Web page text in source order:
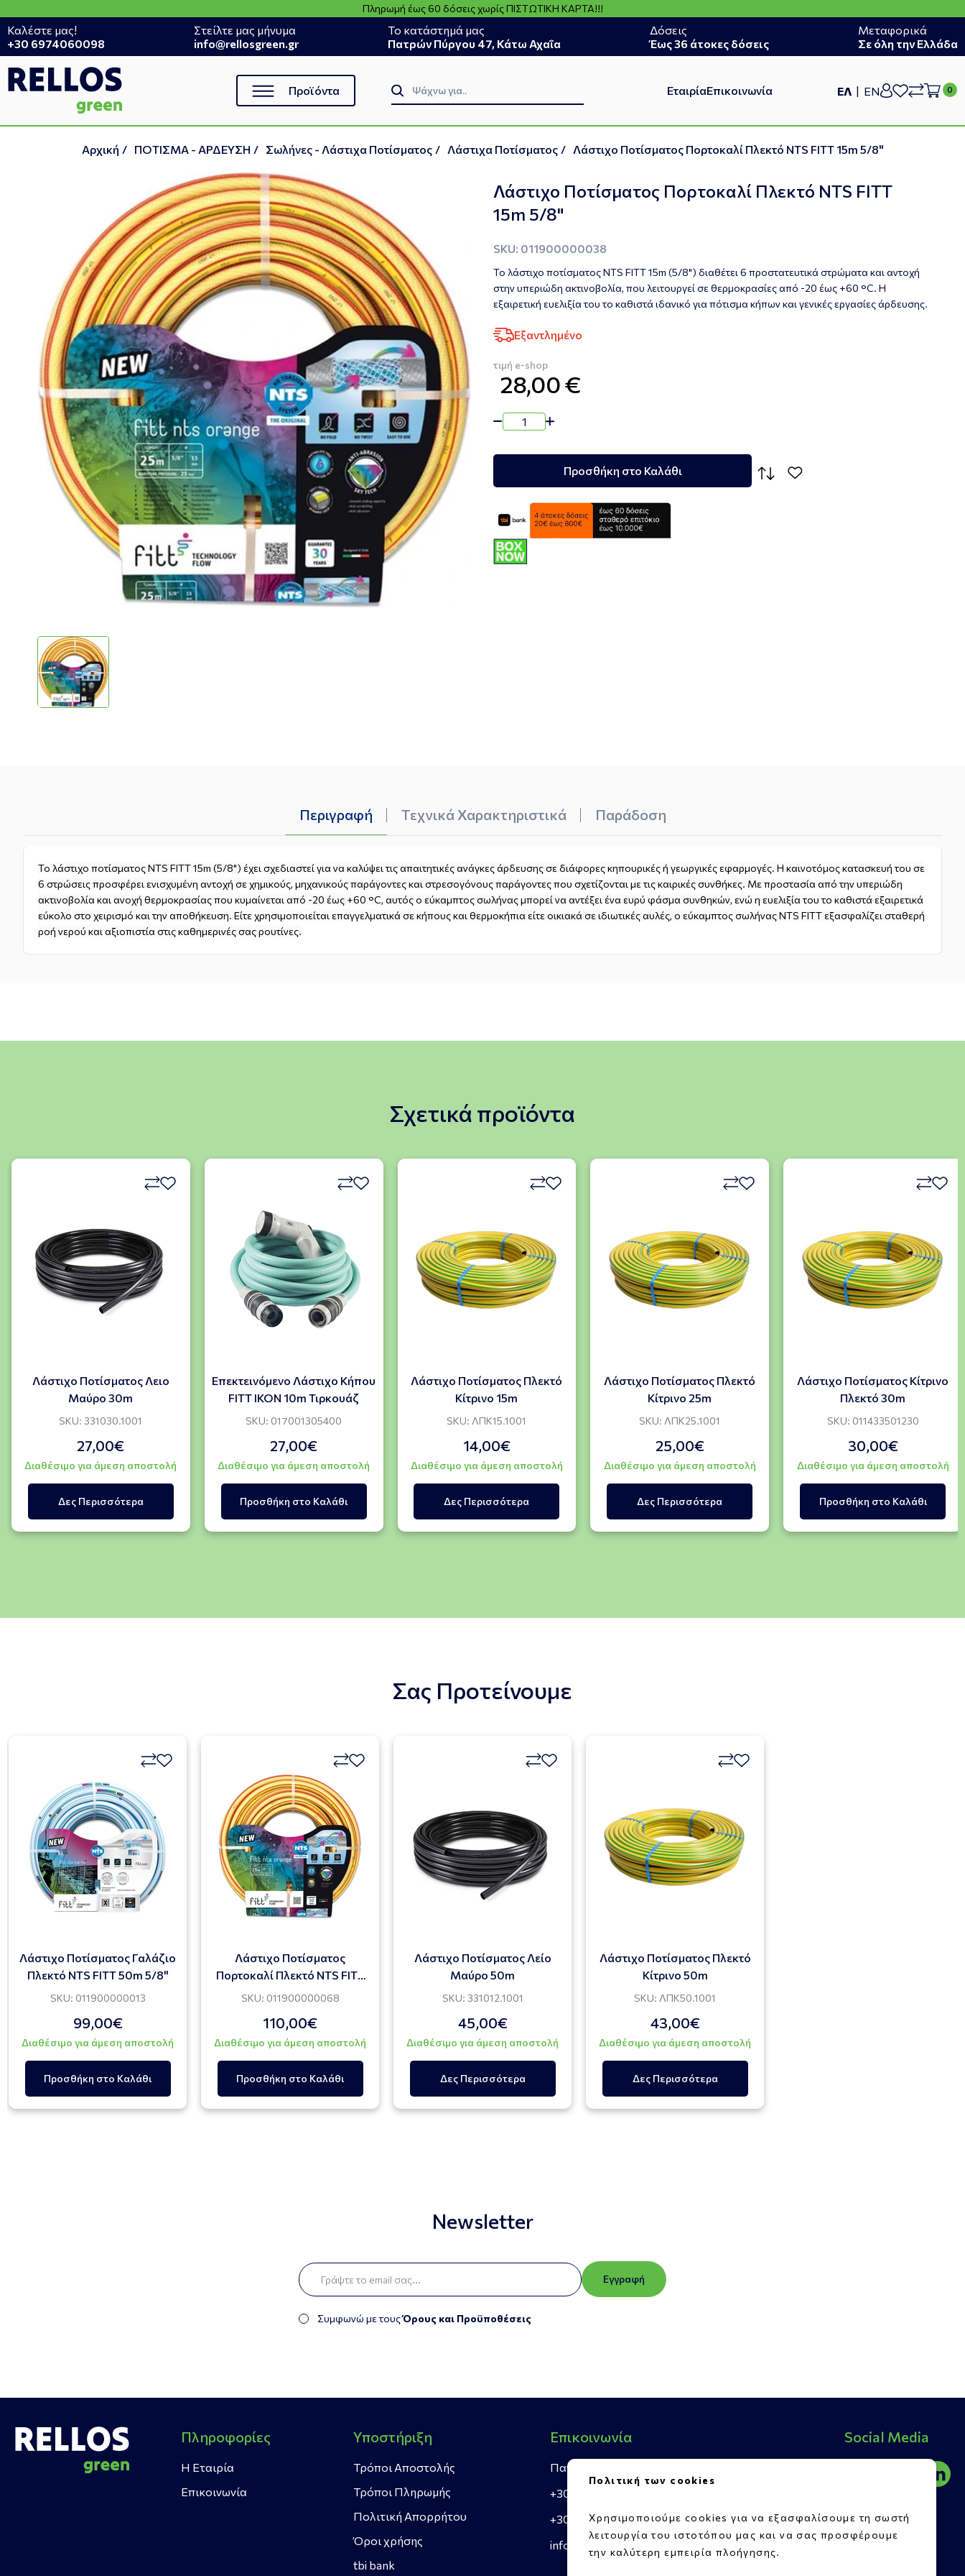
Πληρωμή έως 60 δόσεις χωρίς ΠΙΣΤΩΤΙΚΗ ΚΑΡΤΑ!!!
Καλέστε μας!
+30 6974060098
Στείλτε μας μήνυμα
info@rellosgreen.gr
Το κατάστημά μας
Πατρών Πύργου 47, Κάτω Αχαΐα
Δόσεις
Έως 36 άτοκες δόσεις
Μεταφορικά
Σε όλη την Ελλάδα
Προϊόντα ΕταιρίαΕπικοινωνία ΕΛ EN
Αρχική / ΠΟΤΙΣΜΑ - ΑΡΔΕΥΣΗ / Σωλήνες - Λάστιχα Ποτίσματος / Λάστιχα Ποτίσματος / Λάστιχο Ποτίσματος Πορτοκαλί Πλεκτό NTS FITT 15m 5/8"
Λάστιχο Ποτίσματος Πορτοκαλί Πλεκτό NTS FITT
15m 5/8"
SKU: 011900000038
Το λάστιχο ποτίσματος NTS FITT 15m (5/8") διαθέτει 6 προστατευτικά στρώματα και αντοχή
στην υπεριώδη ακτινοβολία, που λειτουργεί σε θερμοκρασίες από -20 έως +60 °C. Η
εξαιρετική ευελιξία του το καθιστά ιδανικό για πότισμα κήπων και γενικές εργασίες άρδευσης.
Εξαντλημένο
τιμή e-shop
28,00 €
Προσθήκη στο Καλάθι
Περιγραφή Τεχνικά Χαρακτηριστικά Παράδοση
Το λάστιχο ποτίσματος NTS FITT 15m (5/8") έχει σχεδιαστεί για να καλύψει τις απαιτητικές ανάγκες άρδευσης σε διάφορες κηπουρικές ή γεωργικές εφαρμογές. Η καινοτόμος κατασκευή του σε
6 στρώσεις προσφέρει ενισχυμένη αντοχή σε χημικούς, μηχανικούς παράγοντες και στρεσογόνους παράγοντες που σχετίζονται με τις καιρικές συνθήκες. Με προστασία από την υπεριώδη
ακτινοβολία και ανοχή θερμοκρασίας που κυμαίνεται από -20 έως +60 °C, αυτός ο εύκαμπτος σωλήνας μπορεί να αντέξει ένα ευρύ φάσμα συνθηκών, ενώ η ευελιξία του το καθιστά εξαιρετικά
εύκολο στο χειρισμό και την αποθήκευση. Είτε χρησιμοποιείται επαγγελματικά σε κήπους και θερμοκήπια είτε οικιακά σε ιδιωτικές αυλές, ο εύκαμπτος σωλήνας NTS FITT εξασφαλίζει σταθερή
ροή νερού και αξιοπιστία στις καθημερινές σας ρουτίνες.
Σχετικά προϊόντα
Λάστιχο Ποτίσματος Λειο
Μαύρο 30m
SKU: 331030.1001
27,00€
Διαθέσιμο για άμεση αποστολή
Δες Περισσότερα
Επεκτεινόμενο Λάστιχο Κήπου
FITT IKON 10m Τιρκουάζ
SKU: 017001305400
27,00€
Διαθέσιμο για άμεση αποστολή
Προσθήκη στο Καλάθι
Λάστιχο Ποτίσματος Πλεκτό
Κίτρινο 15m
SKU: ΛΠΚ15.1001
14,00€
Διαθέσιμο για άμεση αποστολή
Δες Περισσότερα
Λάστιχο Ποτίσματος Πλεκτό
Κίτρινο 25m
SKU: ΛΠΚ25.1001
25,00€
Διαθέσιμο για άμεση αποστολή
Δες Περισσότερα
Λάστιχο Ποτίσματος Κίτρινο
Πλεκτό 30m
SKU: 011433501230
30,00€
Διαθέσιμο για άμεση αποστολή
Προσθήκη στο Καλάθι
Σας Προτείνουμε
Λάστιχο Ποτίσματος Γαλάζιο
Πλεκτό NTS FITT 50m 5/8"
SKU: 011900000013
99,00€
Διαθέσιμο για άμεση αποστολή
Προσθήκη στο Καλάθι
Λάστιχο Ποτίσματος
Πορτοκαλί Πλεκτό NTS FITT
50m 3/4"
SKU: 011900000068
110,00€
Διαθέσιμο για άμεση αποστολή
Προσθήκη στο Καλάθι
Λάστιχο Ποτίσματος Λείο
Μαύρο 50m
SKU: 331012.1001
45,00€
Διαθέσιμο για άμεση αποστολή
Δες Περισσότερα
Λάστιχο Ποτίσματος Πλεκτό
Κίτρινο 50m
SKU: ΛΠΚ50.1001
43,00€
Διαθέσιμο για άμεση αποστολή
Δες Περισσότερα
Newsletter
Εγγραφή
Συμφωνώ με τουςΌρους και Προϋποθέσεις
Πληροφορίες
Η Εταιρία
Επικοινωνία
Υποστήριξη
Τρόποι Αποστολής
Τρόποι Πληρωμής
Πολιτική Απορρήτου
Όροι χρήσης
tbi bank
Επικοινωνία
Πατρών Πύργου 47, Κάτω Αχαΐα, 25200
+30 269 302 3383
+30 697 406 0098
info@rellosgreen.gr
Social Media
Πολιτική των cookies
Χρησιμοποιούμε cookies για να εξασφαλίσουμε τη σωστή
λειτουργία του ιστοτόπου μας και να σας προσφέρουμε
την καλύτερη εμπειρία πλοήγησης.